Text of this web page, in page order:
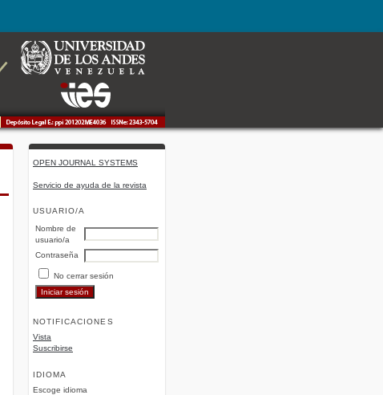
OPEN JOURNAL SYSTEMS
Servicio de ayuda de la revista
USUARIO/A
Nombre de
usuario/a
Contraseña
No cerrar sesión
NOTIFICACIONES
Vista
Suscribirse
IDIOMA
Escoge idioma